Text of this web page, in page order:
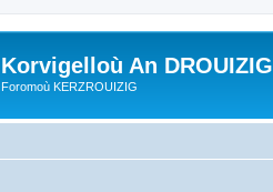
Korvigelloù An DROUIZIG
Foromoù KERZROUIZIG